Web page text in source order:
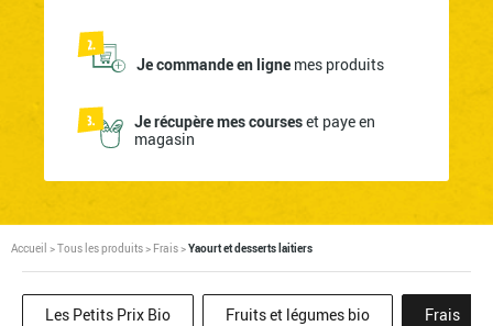
Je commande en ligne mes produits
Je récupère mes courseset paye en
magasin
Accueil >Tous les produits> Frais>Yaourt et desserts laitiers
Les Petits Prix Bio Fruits et légumes bio Frais